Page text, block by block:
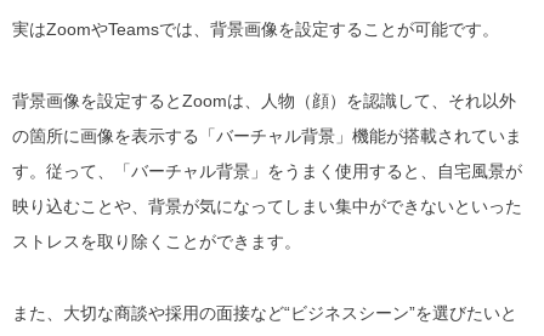
実はZoomやTeamsでは、背景画像を設定することが可能です。
背景画像を設定するとZoomは、人物（顔）を認識して、それ以外
の箇所に画像を表示する「バーチャル背景」機能が搭載されていま
す。従って、「バーチャル背景」をうまく使用すると、自宅風景が
映り込むことや、背景が気になってしまい集中ができないといった
ストレスを取り除くことができます。
また、大切な商談や採用の面接など“ビジネスシーン”を選びたいと